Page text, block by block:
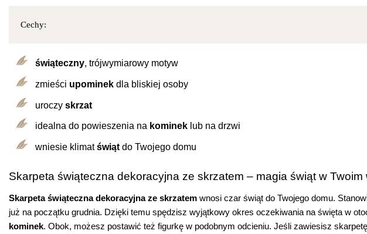
Cechy:
świąteczny, trójwymiarowy motyw
zmieści upominek dla bliskiej osoby
uroczy skrzat
idealna do powieszenia na kominek lub na drzwi
wniesie klimatświąt do Twojego domu
Skarpeta świąteczna dekoracyjna ze skrzatem – magia świąt w Twoim
Skarpeta świąteczna dekoracyjna ze skrzatem wnosi czar świąt do Twojego domu.
już na początku grudnia. Dzięki temu spędzisz wyjątkowy okres oczekiwania na święta w
kominek. Obok, możesz postawić też figurkę w podobnym odcieniu. Jeśli zawiesisz